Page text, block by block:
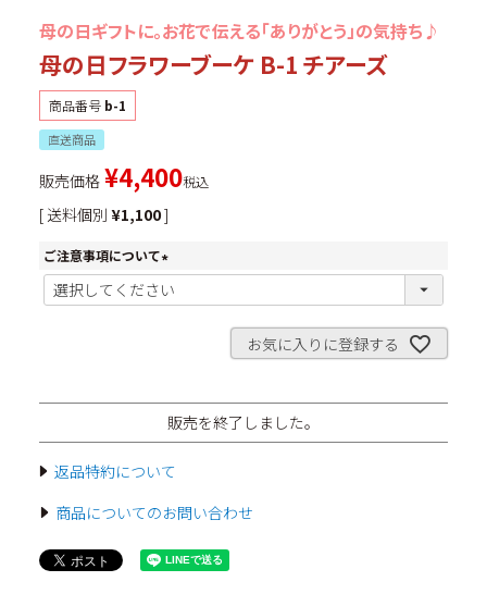
母の日ギフトに。お花で伝える「ありがとう」の気持ち♪
母の日フラワーブーケ B-1 チアーズ
商品番号 b-1
直送商品
販売価格 ¥4,400税込
送料個別 ¥1,100
ご注意事項について
(
必
お気に入りに登録する
販売を終了しました。
返品特約について
商品についてのお問い合わせ